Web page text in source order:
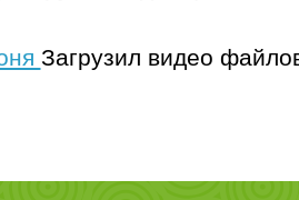
Загрузил видео